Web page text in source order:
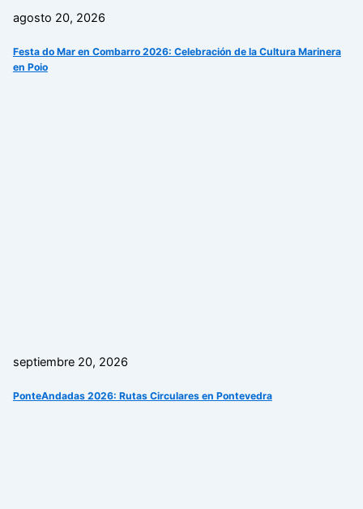
agosto 20, 2026
Festa do Mar en Combarro 2026: Celebración de la Cultura Marinera
en Poio
septiembre 20, 2026
PonteAndadas 2026: Rutas Circulares en Pontevedra